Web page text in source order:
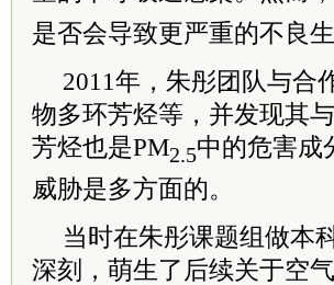
是否会导致更严重的不良
2011年，朱彤团队与合
物多环芳烃等，并发现其
芳烃也是PM2.5中的危害成
威胁是多方面的。
当时在朱彤课题组做本
深刻，萌生了后续关于空